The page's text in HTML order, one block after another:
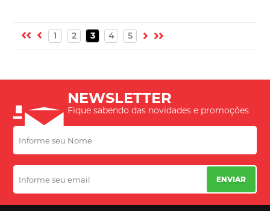
1 2 3 4 5
NEWSLETTER
Fique sabendo das novidades e promoções
ENVIAR